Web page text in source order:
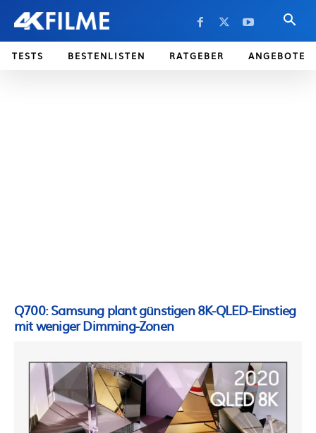
TESTS BESTENLISTEN RATGEBER ANGEBOTE
Q700: Samsung plant günstigen 8K-QLED-Einstieg
mit weniger Dimming-Zonen